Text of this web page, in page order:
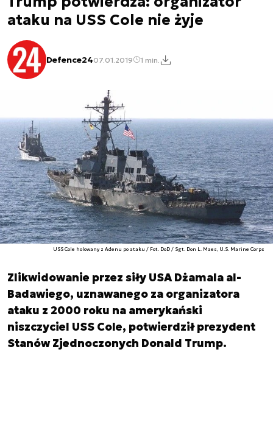
ataku na USS Cole nie żyje
Defence2407.01.2019 1 min.
USS Cole holowany z Adenu po ataku / Fot. DoD / Sgt. Don L. Maes, U.S. Marine Corps
Zlikwidowanie przez siły USA Dżamala al-
Badawiego, uznawanego za organizatora
ataku z 2000 roku na amerykański
niszczyciel USS Cole, potwierdził prezydent
Stanów Zjednoczonych Donald Trump.